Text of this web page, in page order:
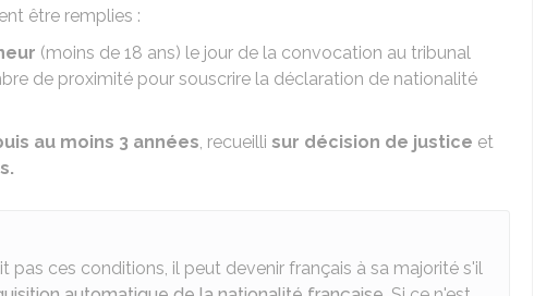
être remplies :
(moins de 18 ans) le jour de la convocation au tribunal
de proximité pour souscrire la déclaration de nationalité
au moins 3 années, recueilli sur décision de justice et
pas ces conditions, il peut devenir français à sa majorité s'il